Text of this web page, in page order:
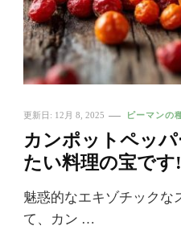
更新日: 12月 8, 2025 ピーマンの
カンポットペッ
たい料理の宝です!
魅惑的なエキゾチックな
て、カン …